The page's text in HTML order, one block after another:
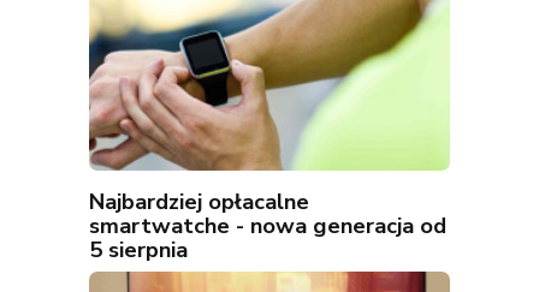
Najbardziej opłacalne
smartwatche - nowa generacja od
5 sierpnia